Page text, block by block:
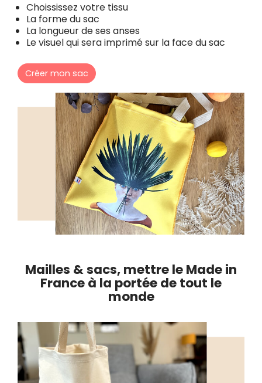
Choississez votre tissu
La forme du sac
La longueur de ses anses
Le visuel qui sera imprimé sur la face du sac
Créer mon sac
Mailles & sacs, mettre le Made in
France à la portée de tout le
monde